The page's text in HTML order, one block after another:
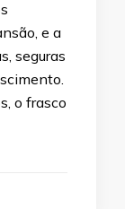
e a
seguras
o frasco